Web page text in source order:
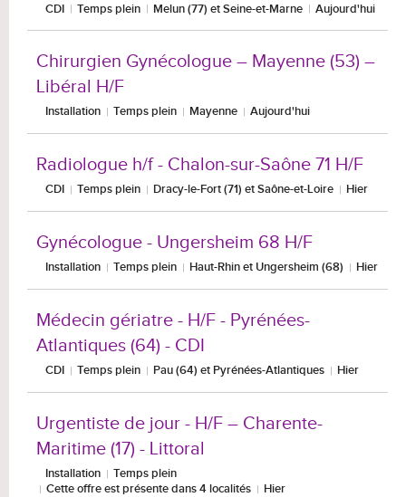
CDI Temps plein Melun (77) et Seine-et-Marne Aujourd'hui
Chirurgien Gynécologue – Mayenne (53) –
Libéral H/F
Installation Temps plein Mayenne Aujourd'hui
Radiologue h/f - Chalon-sur-Saône 71 H/F
CDI Temps plein Dracy-le-Fort (71) et Saône-et-Loire Hier
Gynécologue - Ungersheim 68 H/F
Installation Temps plein Haut-Rhin et Ungersheim (68) Hier
Médecin gériatre - H/F - Pyrénées-
Atlantiques (64) - CDI
CDI Temps plein Pau (64) et Pyrénées-Atlantiques Hier
Urgentiste de jour - H/F – Charente-
Maritime (17) - Littoral
Installation
Temps plein
Cette offre est présente dans 4 localités
Hier